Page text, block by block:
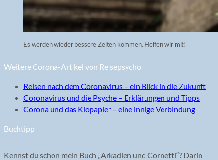
Es werden wieder bessere Zeiten kommen. Helfen wir mit!
Weitere Corona-Artikel von Reisepsycho
Reisen nach dem Coronavirus – ein Blick in die Zukunft
Coronavirus und die Psyche – Erklärungen und Tipps
Corona und das Klopapier – eine innige Verbindung
Buchtipp
Kennst du schon mein Buch „Arkadien und Cornetti“? Darin